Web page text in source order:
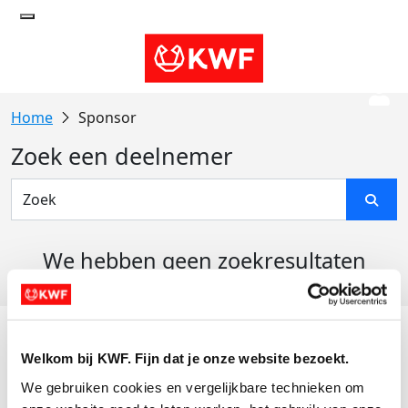
Welkom bij KWF. Fijn dat je onze website bezoekt.
We gebruiken cookies en vergelijkbare technieken om
Sponsor
Zoek een deelnemer
We hebben geen zoekresultaten
Actiematerialen
Evenementen